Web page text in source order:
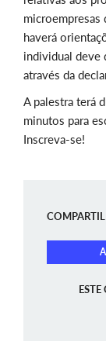
microempresas
haverá
individual deve
através da
A palestra terá
minutos para
Inscreva-se!